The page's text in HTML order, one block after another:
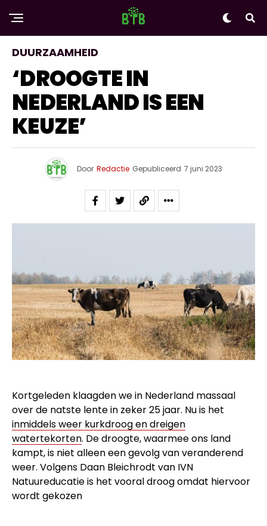
DUURZAAMHEID
‘DROOGTE IN
NEDERLAND IS EEN
KEUZE’
Door Redactie Gepubliceerd 7 juni 2023
Kortgeleden klaagden we in Nederland massaal
over de natste lente in zeker 25 jaar. Nu is het
inmiddels weer kurkdroog en dreigen
watertekorten. De droogte, waarmee ons land
kampt, is niet alleen een gevolg van veranderend
weer. Volgens Daan Bleichrodt van IVN
Natuureducatie is het vooral droog omdat hiervoor
wordt gekozen